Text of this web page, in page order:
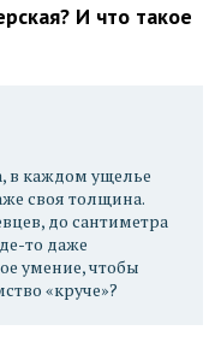
И что такое
в каждом ущелье
своя толщина.
до сантиметра
то даже
умение, чтобы
«круче»?